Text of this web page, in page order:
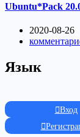
Ubuntu*Pack
2020-08-26
Язык
Вход